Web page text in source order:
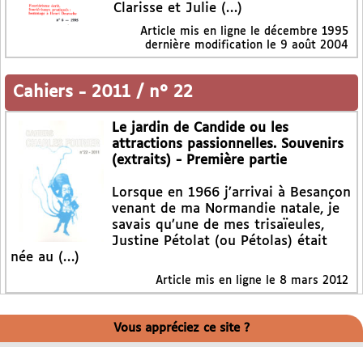
Clarisse et Julie (…)
Article mis en ligne le décembre 1995
dernière modification le 9 août 2004
Cahiers - 2011 / n° 22
Le jardin de Candide ou les
attractions passionnelles. Souvenirs
(extraits) - Première partie
Lorsque en 1966 j’arrivai à Besançon
venant de ma Normandie natale, je
savais qu’une de mes trisaïeules,
Justine Pétolat (ou Pétolas) était
née au (…)
Article mis en ligne le 8 mars 2012
Vous appréciez ce site ?